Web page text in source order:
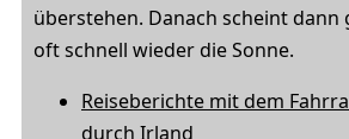
überstehen. Danach scheint dann
oft schnell wieder die Sonne.
Reiseberichte mit dem
durch Irland